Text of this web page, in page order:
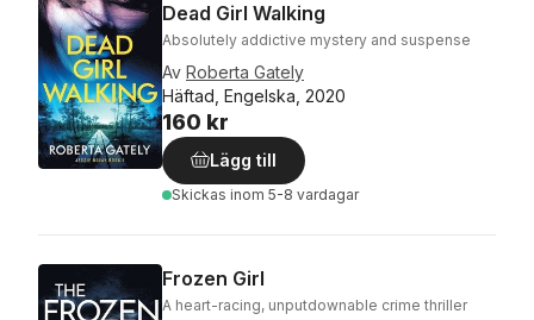
Dead Girl Walking
Absolutely addictive mystery and suspense
Av Roberta Gately
Häftad, Engelska, 2020
160 kr
Lägg till
Skickas inom 5-8 vardagar
Frozen Girl
A heart-racing, unputdownable crime thriller